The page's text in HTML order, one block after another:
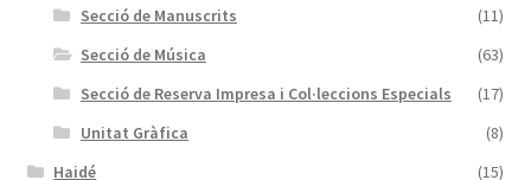
Secció de Manuscrits
(11)
Secció de Música
(63)
Secció de Reserva Impresa i Col·leccions Especials
(17)
Unitat Gràfica
(8)
Haidé
(15)